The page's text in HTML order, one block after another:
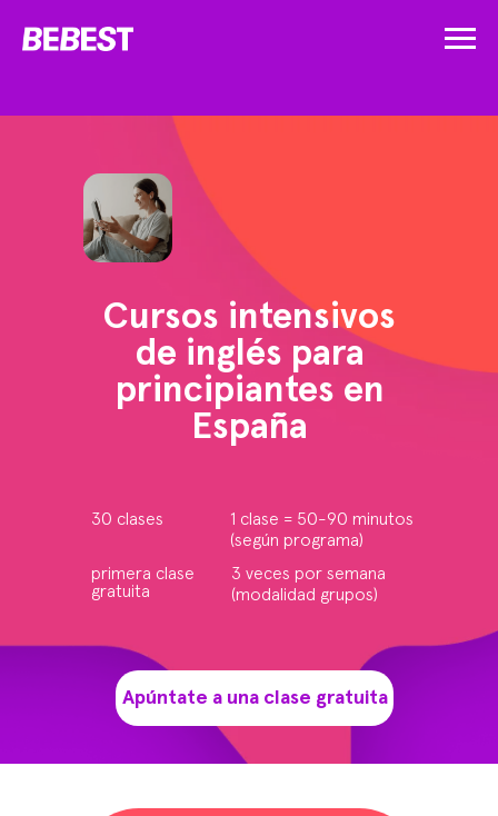
Cursos intensivos
de inglés para
principiantes en
España
Apúntate a una clase gratuita
30 clases
1 clase = 50-90 minutos
(según programa)
3 veces por semana
(modalidad grupos)
primera clase
gratuita